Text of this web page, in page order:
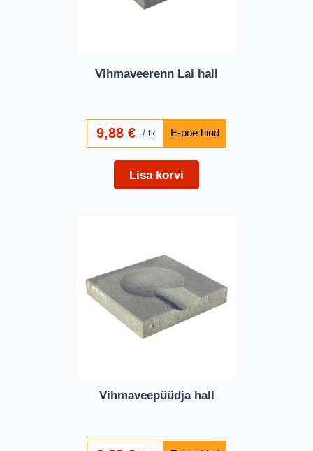
Vihmaveerenn Lai hall
9,88€ tk
Lisa korvi
Vihmaveepüüdja hall